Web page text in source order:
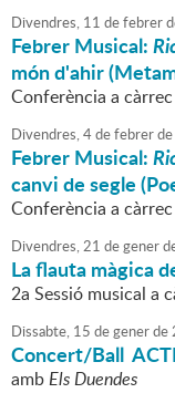
Divendres, 11 defebrer
Febrer Musical:
món d'ahir
Conferència a
Divendres,4defebrerde
Febrer Musical:
canvi de segle
Conferència a
Divendres,21 degener
La flauta màgica
2a Sessió musical a
Dissabte, 15 degenerde
Concert/Ball
ambEls Duendes